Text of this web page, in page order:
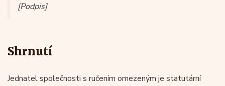
[Podpis]
Shrnutí
Jednatel společnosti s ručením omezeným je statutární